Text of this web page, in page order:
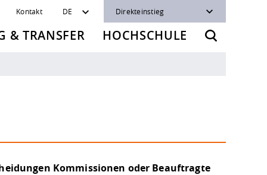
Kontakt DE Direkteinstieg
& TRANSFER HOCHSCHULE
Kommissionen oder Beauftragte